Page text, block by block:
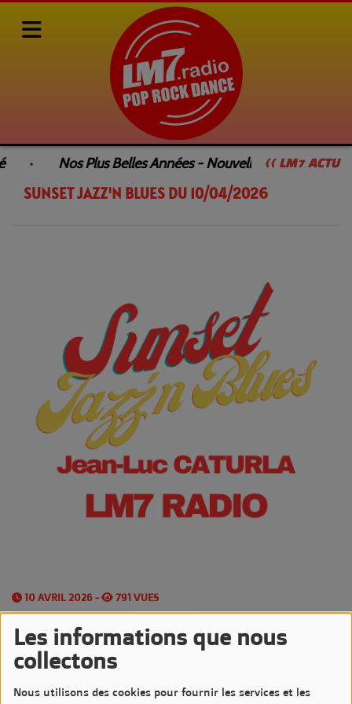
Les informations que nous
collectons
Nous utilisons des cookies pour fournir les services et les
<< LM7 ACTU
Nos Plus Belles Années - Nouvelle Émission
Rediffusions de nos émissions SUNSET JAZZ'N BLUES
SUNSET JAZZ'N BLUES DU 10/04/2026
10 AVRIL 2026 - 791 VUES
Écouter le podcast
LesVendredis
avec l'émissionSunset Jazz'n Blues